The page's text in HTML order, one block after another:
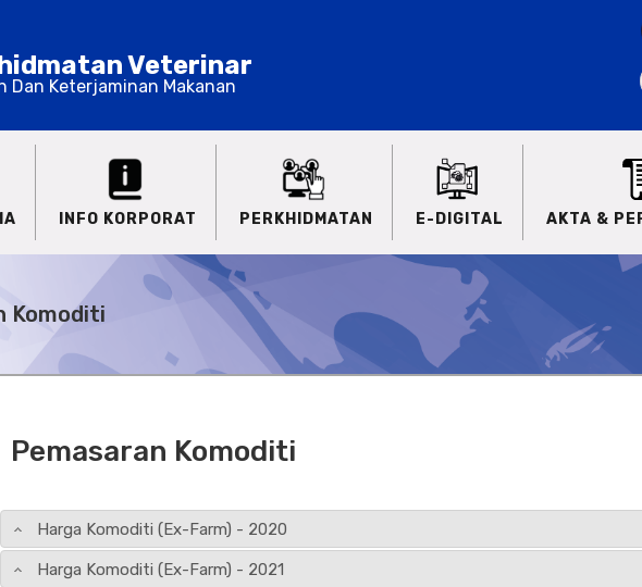
Veterinar
Dan Keterjaminan Makanan
INFO KORPORAT PERKHIDMATAN E-DIGITAL AKTA &
Komoditi
Pemasaran Komoditi
Harga Komoditi (Ex-Farm) - 2020
Harga Komoditi (Ex-Farm) - 2021